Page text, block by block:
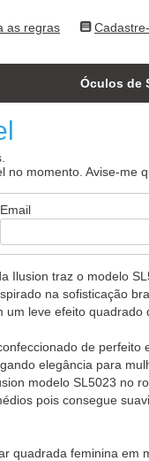
as regras
Óculos de
no momento. Avise-me
Email
Ilusion traz o modelo
na sofisticação
leve efeito
de
elegância para
modelo SL5023 no
pois consegue
quadrada feminina em